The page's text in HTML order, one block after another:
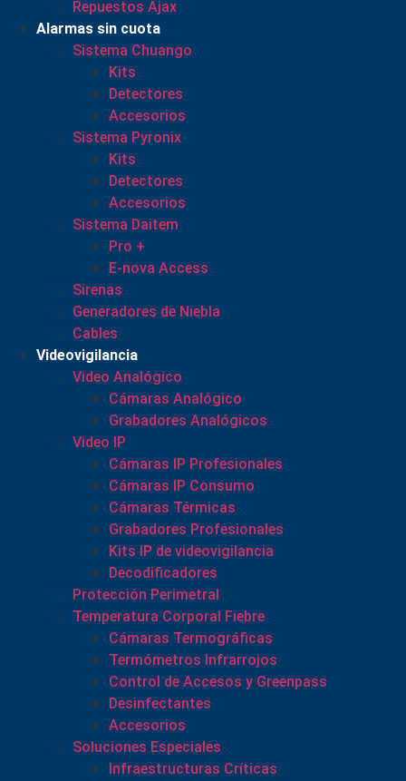
Repuestos Ajax
Alarmas sin cuota
Sistema Chuango
Kits
Detectores
Accesorios
Sistema Pyronix
Kits
Detectores
Accesorios
Sistema Daitem
Pro +
E-nova Access
Sirenas
Generadores de Niebla
Cables
Videovigilancia
Video Analógico
Cámaras Analógico
Grabadores Analógicos
Video IP
Cámaras IP Profesionales
Cámaras IP Consumo
Cámaras Térmicas
Grabadores Profesionales
Kits IP de videovigilancia
Decodificadores
Protección Perimetral
Temperatura Corporal Fiebre
Cámaras Termográficas
Termómetros Infrarrojos
Control de Accesos y Greenpass
Desinfectantes
Accesorios
Soluciones Especiales
Infraestructuras Críticas